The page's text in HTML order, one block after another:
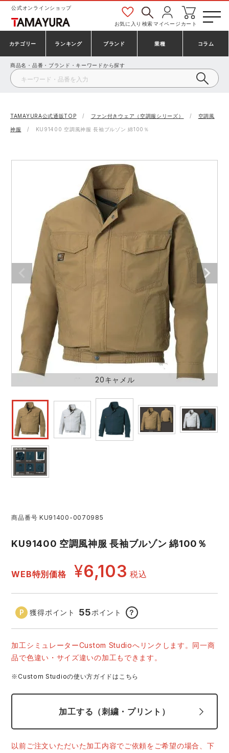
公式オンラインショップ
お気に入り 検索マイページ カート
カテゴリー
安全靴・作業靴
事務服・オフィスウェア
作業用手袋
アウトドア・スポーツ
ワークスーツ
コンプレッションウェア
作業用ポロシャツ
レインウェア・カッパ
ヤッケ
鞄・バッグ
つなぎ
ファン付き作業着・空調服
電熱ウェア・ヒートウェア
刺繍・プリント加工対象商品
ランキング
安全靴ランキング
安全靴スニーカーランキング
アシックス安全靴ランキング
ミズノ安全靴ランキング
作業着ランキング
アウトドアウェアランキング
つなぎランキング
空調服ランキング
コンプレッションウェアランキング
作業用ポロシャツランキング
作業用手袋ランキング
レインウェアランキング
コーコス ランキング
アイトス ランキング
ジーベック ランキング
作業着
ニット
ファン付きウェア
ブランド
アシックス
プーマ コンバース（CONVERSE）
TSDESIGN
アイトス株式会社
コーコス ジーベック
クロダルマ
山田辰 クレヒフク
おたふく手袋 マック
住商モンブラン ボンマックス
GUSH FORCE CUP
GDジャパン カーシーカシマ
シンメン
ニオイクリア タカヤ商事
エアークラフト 自重堂
サーヴォ セロリー 大阪支店
スターライト工業 東洋物産工業
弘進ゴム 藤井電工
業種
建設・建築作業服
製造・工場作業服
電気・設備作業服
配達・営業作業服
自動車整備士作業服
DIY・日曜大工作業服
飲食店ユニフォーム
運送・倉庫作業服
清掃・ビルメンテ作業服
夜間・高視認性安全服
コラム
商品名・品番・ブランド・キーワードから探す
TAMAYURA公式通販TOP ファン付きウェア（空調服シリーズ） 空調風
神服 KU91400 空調風神服 長袖ブルゾン 綿100％
20キャメル
商品番号 KU91400-0070985
KU91400 空調風神服 長袖ブルゾン 綿100％
WEB特別価格 ¥6,103 税込
獲得ポイント 55ポイント ？
加工シミュレーターCustom Studioへリンクします。同一商
品で色違い・サイズ違いの加工もできます。
※Custom Studioの使い方ガイドはこちら
加工する（刺繍・プリント）
以前ご注文いただいた加工内容でご依頼をご希望の場合、下